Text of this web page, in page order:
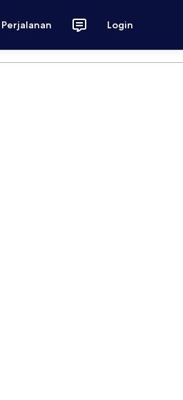
Perjalanan Login